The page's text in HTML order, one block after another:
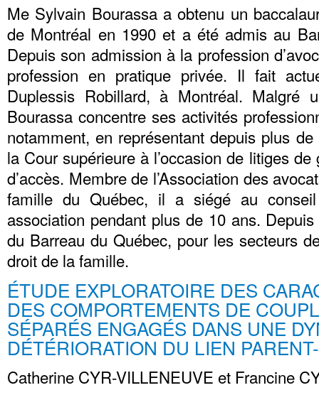
Me Sylvain Bourassa a obtenu un
de Montréal en 1990 et a été admis au
Depuis son admission à la profession
profession en pratique privée. Il fait
Duplessis Robillard, à Montréal. Malgré
Bourassa concentre ses activités
notamment, en représentant depuis plus
la Cour supérieure à l’occasion de litiges de
d’accès. Membre de l’Association des
famille du Québec, il a siégé au conseil
association pendant plus de 10 ans.
du Barreau du Québec, pour les secteurs
droit de la famille.
ÉTUDE EXPLORATOIRE DES
DES COMPORTEMENTS DE
SÉPARÉS ENGAGÉS DANS UNE
DÉTÉRIORATION DU LIEN
Catherine CYR-VILLENEUVE et Francine